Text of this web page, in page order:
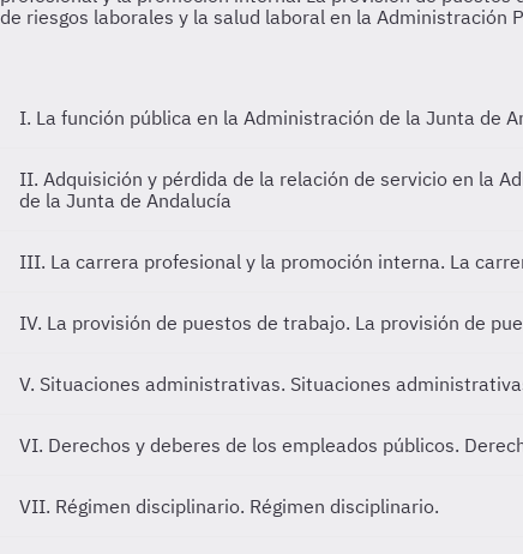
I. La función pública en la Administración de la Junta de
II. Adquisición y pérdida de la relación de servicio en la
de la Junta de Andalucía
III. La carrera profesional y la promoción interna. La
IV. La provisión de puestos de trabajo. La provisión de
V. Situaciones administrativas. Situaciones
VI. Derechos y deberes de los empleados públicos.
VII. Régimen disciplinario. Régimen disciplinario.